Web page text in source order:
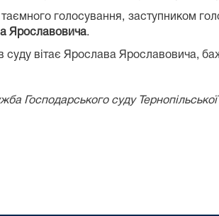
голосування, заступником
Ярославовича.
суду вітає Ярослава Ярославовича,
Господарського суду Тернопільської